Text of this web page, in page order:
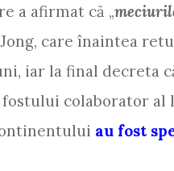
a afirmat că „
Jong, care înaintea
iar la final decreta
fostului colaborator al
au fost